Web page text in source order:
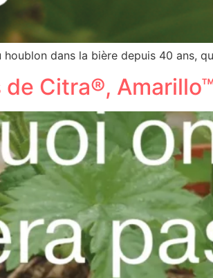
dans la bière depuis 40 ans,
Citra®,